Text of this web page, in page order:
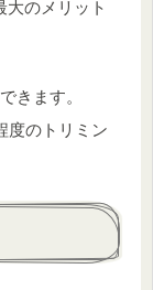
大のメリット
きます。
度のトリミン